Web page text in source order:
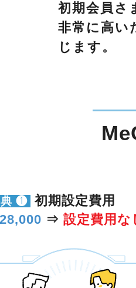
初期会員さ
非常に高い
じます。
典 ❶ 初期設定費用
⇒ 設定費用な